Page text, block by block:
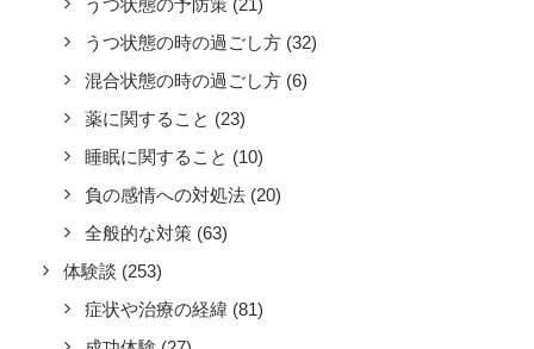
うつ状態の予防策 (21)
うつ状態の時の過ごし方 (32)
混合状態の時の過ごし方 (6)
薬に関すること (23)
睡眠に関すること (10)
負の感情への対処法 (20)
全般的な対策 (63)
体験談 (253)
症状や治療の経緯 (81)